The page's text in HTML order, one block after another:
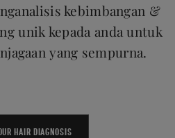
kebimbangan &
unik kepada anda untuk
yang sempurna.
HAIR DIAGNOSIS